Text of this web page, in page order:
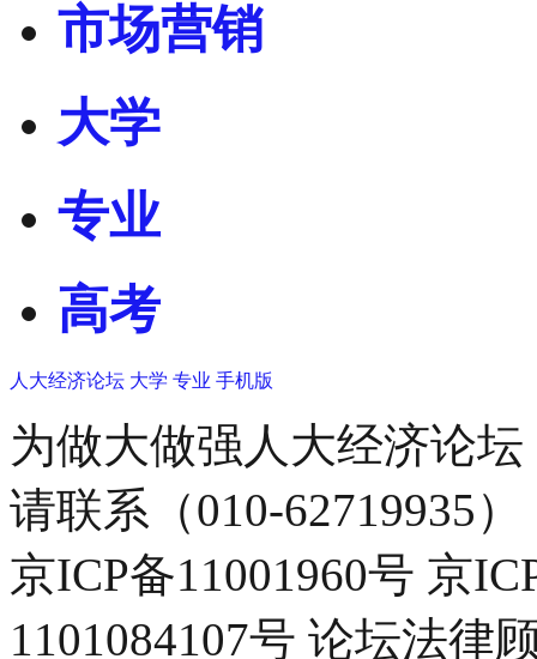
市场营销
大学
专业
高考
人大经济论坛 大学 专业 手机版
为做大做强人大经济论
请联系（010-62719935）
京ICP备11001960号 京
1101084107号 论坛法律